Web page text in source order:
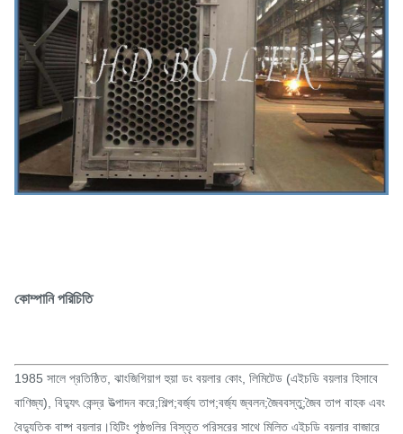
কোম্পানি পরিচিতি
1985 সালে প্রতিষ্ঠিত, ঝাংজিগিয়াগ হুয়া ডং বয়লার কোং, লিমিটেড (এইচডি বয়লার হিসাবে
বাণিজ্য), বিদ্যুৎ কেন্দ্র উত্পাদন করে;শিল্প;বর্জ্য তাপ;বর্জ্য জ্বলন;জৈববস্তু;জৈব তাপ বাহক এবং
বৈদ্যুতিক বাষ্প বয়লার।হিটিং পৃষ্ঠগুলির বিস্তৃত পরিসরের সাথে মিলিত এইচডি বয়লার বাজারে